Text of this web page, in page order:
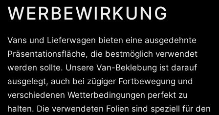
WERBEWIRKUNG
Vans und Lieferwagen bieten eine ausgedehnte
Präsentationsfläche, die bestmöglich verwendet
werden sollte. Unsere Van-Beklebung ist darauf
ausgelegt, auch bei zügiger Fortbewegung und
verschiedenen Wetterbedingungen perfekt zu
halten. Die verwendeten Folien sind speziell für den